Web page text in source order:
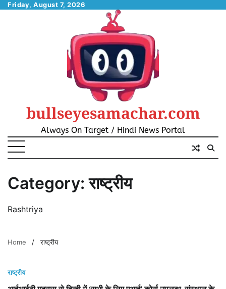
SkipFriday, August 7, 2026
bullseyesamachar.com
Always On Target / Hindi News Portal
Category:राष्ट्रीय
Rashtriya
Home राष्ट्रीय
राष्ट्रीय